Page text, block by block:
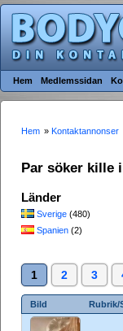
Hem Medlemssidan
Hem » Kontaktannonser
Par söker kille
Länder
Sverige (480)
Spanien (2)
1 2 3
Bild Rubrik/